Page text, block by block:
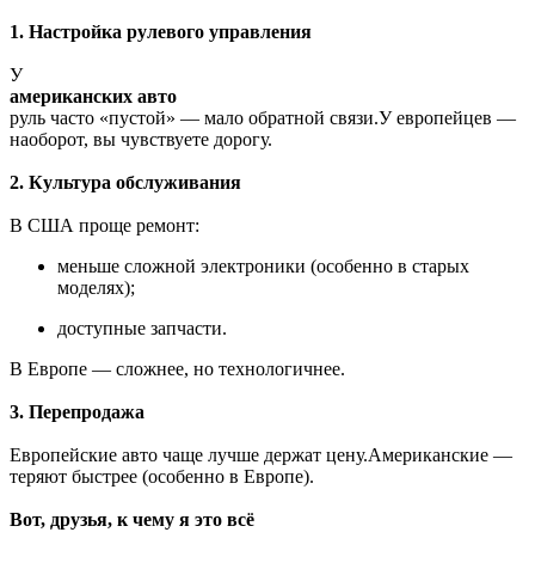
1. Настройка рулевого управления
У
американских авто
руль часто «пустой» — мало обратной связи.У европейцев —
наоборот, вы чувствуете дорогу.
2. Культура обслуживания
В США проще ремонт:
меньше сложной электроники (особенно в старых
моделях);
доступные запчасти.
В Европе — сложнее, но технологичнее.
3. Перепродажа
Европейские авто чаще лучше держат цену.Американские —
теряют быстрее (особенно в Европе).
Вот, друзья, к чему я это всё